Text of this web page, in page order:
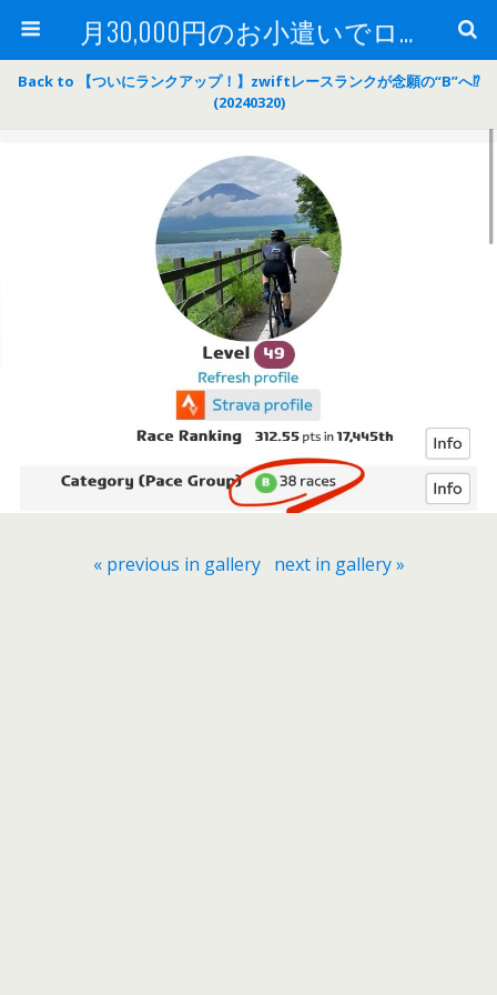
月30,000円のお小遣いでロードバイク
Back to 【ついにランクアップ！】zwiftレースランクが念願の“B”へ⁉
(20240320)
« previous in gallery next in gallery »